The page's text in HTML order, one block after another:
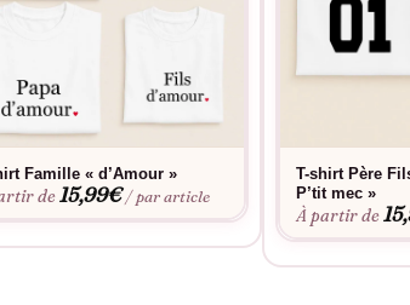
Famille « d’Amour »
de15,99€ / par article
T-shirt Père
P’tit mec »
À partir de